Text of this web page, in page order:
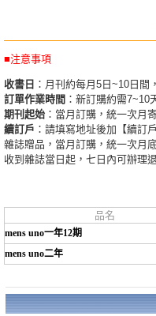
■注意事項
收書日 ：月刊約每月5日~10日
訂單作業時間 ：新訂購約需7~10
期刊起始 ：當月訂購，統一次月
續訂戶 ：請填寫地址後加【續訂
雜誌贈品，當月訂購，統一次月
收到雜誌當日起，七日內可辦理
品名
mens uno一年12期
mens uno二年